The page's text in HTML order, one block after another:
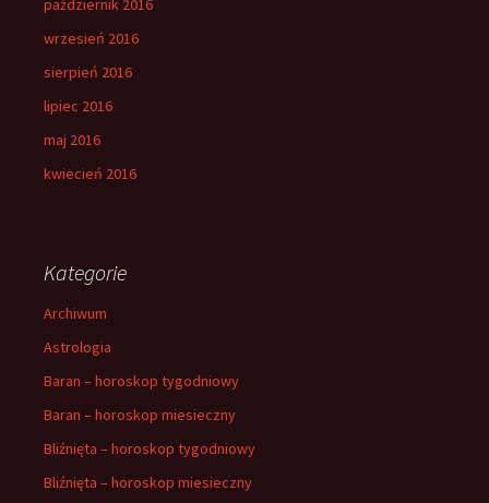
październik 2016
wrzesień 2016
sierpień 2016
lipiec 2016
maj 2016
kwiecień 2016
Kategorie
Archiwum
Astrologia
Baran – horoskop tygodniowy
Baran – horoskop miesieczny
Bliźnięta – horoskop tygodniowy
Bliźnięta – horoskop miesieczny